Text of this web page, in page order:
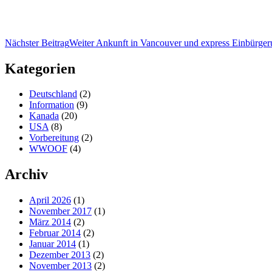
Nächster BeitragWeiter Ankunft in Vancouver und express
Kategorien
Deutschland (2)
Information (9)
Kanada (20)
USA(8)
Vorbereitung (2)
WWOOF (4)
Archiv
April 2026 (1)
November 2017 (1)
März 2014 (2)
Februar 2014 (2)
Januar 2014 (1)
Dezember 2013 (2)
November 2013 (2)